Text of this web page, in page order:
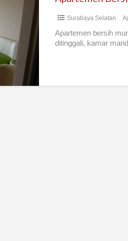
Surabaya Selatan
Apartemen bersih
ditinggali, kamar